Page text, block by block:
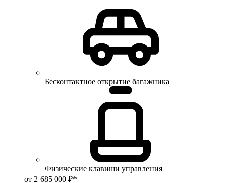
Бесконтактное открытие багажника
Физические клавиши управления
от 2 685 000 ₽*